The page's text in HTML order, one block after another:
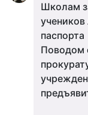
Школам
паспорта
Поводом